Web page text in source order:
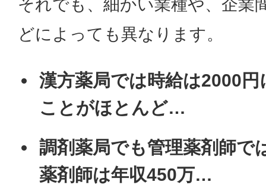
それでも、細かい業種や、企業
どによっても異なります。
漢方薬局では時給は2000
ことがほとんど…
調剤薬局でも管理薬剤師で
薬剤師は年収450万…